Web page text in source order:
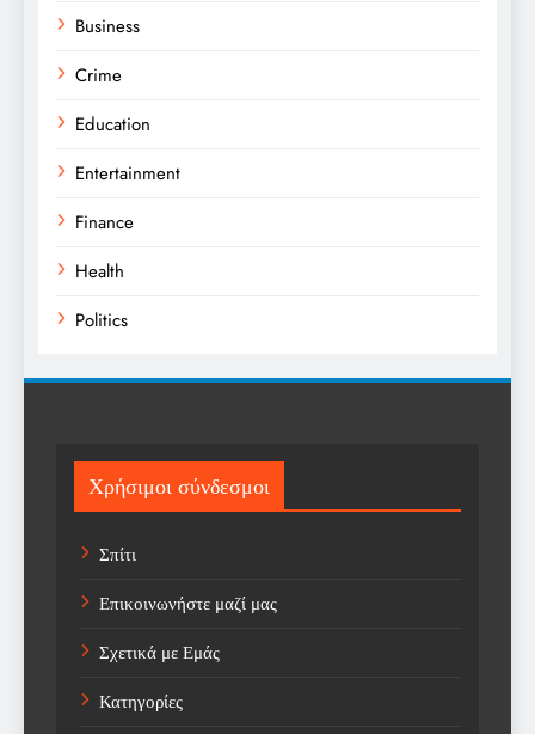
Business
Crime
Education
Entertainment
Finance
Health
Politics
Sport
Sports
Technology
Trending
Weather
Αγορά
Χρήσιμοι σύνδεσμοι
Σπίτι
Επικοινωνήστε μαζί μας
Σχετικά με Εμάς
Κατηγορίες